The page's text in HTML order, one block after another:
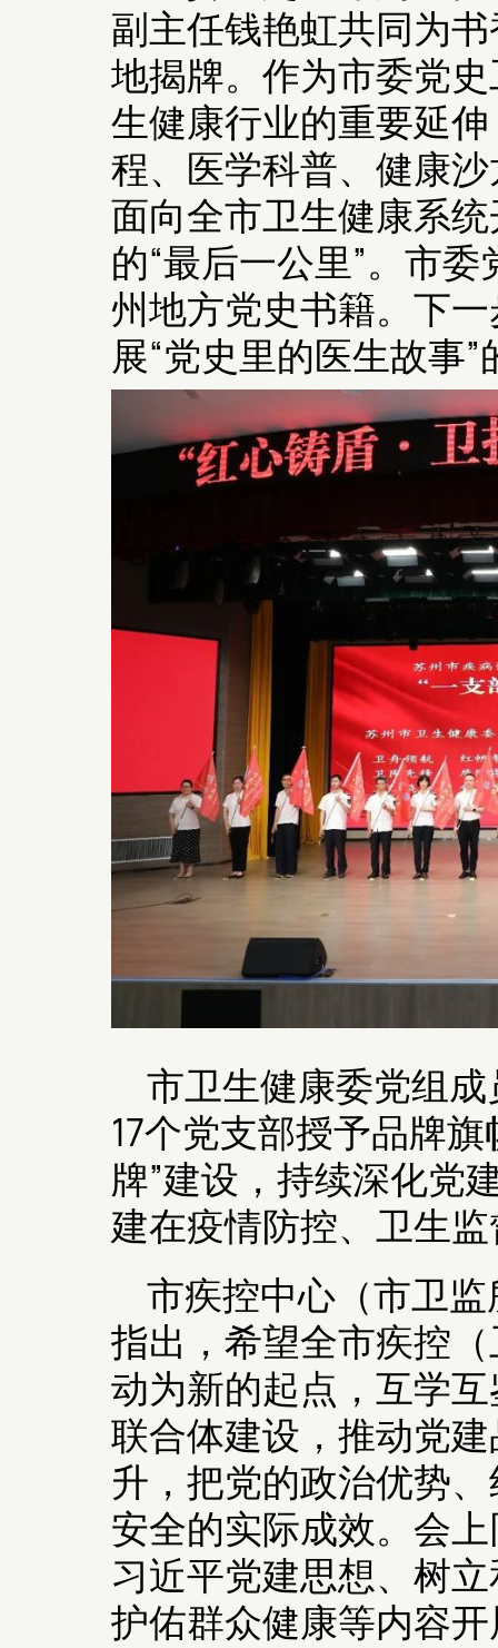
副主任钱艳虹共同为
地揭牌。作为市委党
生健康行业的重要延
程、医学科普、健康
面向全市卫生健康系
的“最后一公里”。市
州地方党史书籍。下
展“党史里的医生故事
市卫生健康委党组
17个党支部授予品牌
牌”建设，持续深化党
建在疫情防控、卫生
市疾控中心（市卫
指出，希望全市疾控
动为新的起点，互学
联合体建设，推动党建
升，把党的政治优势
安全的实际成效。会
习近平党建思想、树
护佑群众健康等内容